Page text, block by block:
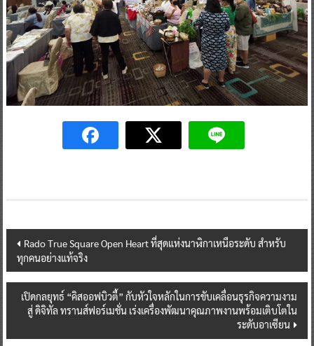
Post
navigation
Rado True Square Open Heart ที่สุดแห่งนาฬิกาเหนือระดับ สำหรับ
ทุกคนอย่างแท้จริง
เปิดกลยุทธ์ “คิสออฟบิวตี้” กับหัวใจหลักในการขับเคลื่อนธุรกิจความงาม
สู่ ดิจิทัล ทรานส์ฟอร์เมชั่น เร่งเครื่องพัฒนาคุณภาพงานพร้อมเติบโตใน
ระดับอาเซียน